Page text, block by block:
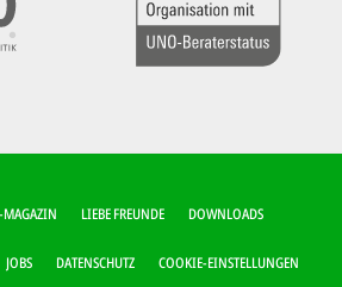
MAGAZIN LIEBE FREUNDE DOWNLOADS
JOBS DATENSCHUTZ COOKIE-EINSTELLUNGEN